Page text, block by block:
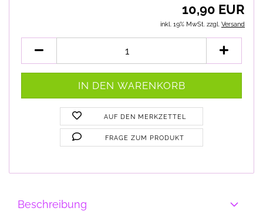
10,90 EUR
inkl. 19% MwSt. zzgl. Versand
AUF DEN MERKZETTEL
FRAGE ZUM PRODUKT
Beschreibung